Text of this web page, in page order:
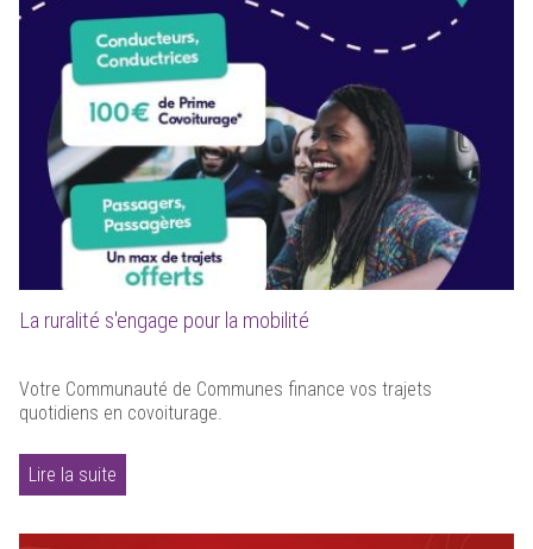
La ruralité s'engage pour la mobilité
Votre Communauté de Communes finance vos trajets
quotidiens en covoiturage.
Lire la suite